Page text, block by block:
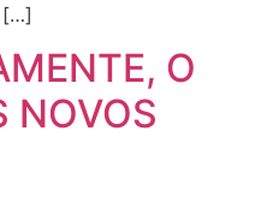
[…]
O
NOVOS